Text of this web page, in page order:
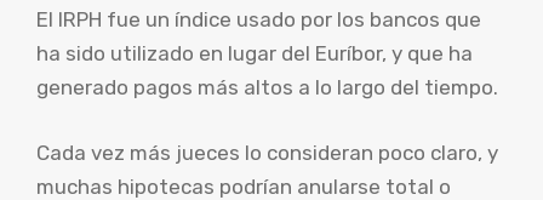
El IRPH fue un índice usado por los bancos que
ha sido utilizado en lugar del Euríbor, y que ha
generado pagos más altos a lo largo del tiempo.
Cada vez más jueces lo consideran poco claro, y
muchas hipotecas podrían anularse total o